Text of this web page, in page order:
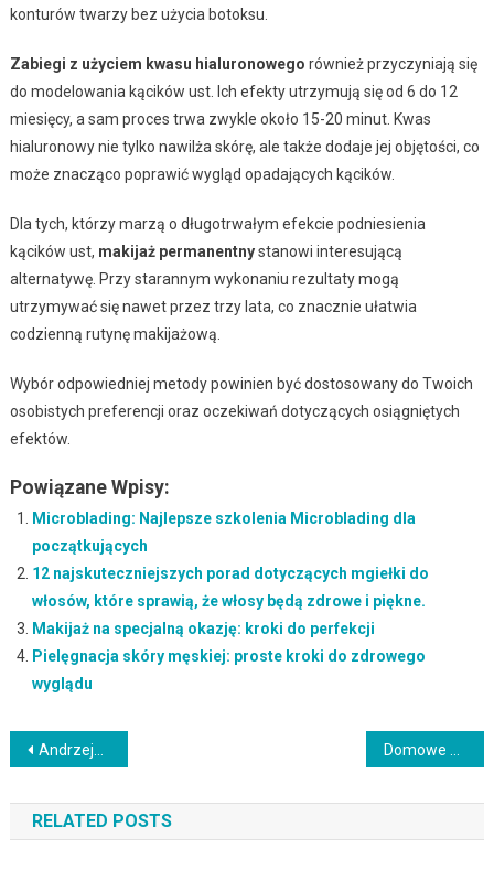
konturów twarzy bez użycia botoksu.
Zabiegi z użyciem kwasu hialuronowego również przyczyniają się
do modelowania kącików ust. Ich efekty utrzymują się od 6 do 12
miesięcy, a sam proces trwa zwykle około 15-20 minut. Kwas
hialuronowy nie tylko nawilża skórę, ale także dodaje jej objętości, co
może znacząco poprawić wygląd opadających kącików.
Dla tych, którzy marzą o długotrwałym efekcie podniesienia
kącików ust, makijaż permanentnystanowi interesującą
alternatywę. Przy starannym wykonaniu rezultaty mogą
utrzymywać się nawet przez trzy lata, co znacznie ułatwia
codzienną rutynę makijażową.
Wybór odpowiedniej metody powinien być dostosowany do Twoich
osobistych preferencji oraz oczekiwań dotyczących osiągniętych
efektów.
Powiązane Wpisy:
Microblading: Najlepsze szkolenia Microblading dla
początkujących
12 najskuteczniejszych porad dotyczących mgiełki do
włosów, które sprawią, że włosy będą zdrowe i piękne.
Makijaż na specjalną okazję: kroki do perfekcji
Pielęgnacja skóry męskiej: proste kroki do zdrowego
wyglądu
Nawigacja
wpisu
Andrzejkowy makijaż 2024: trendy, porady i techniki aplikacji
RELATED POSTS